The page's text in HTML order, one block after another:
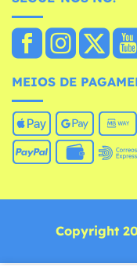
MEIOS DE
Copyright